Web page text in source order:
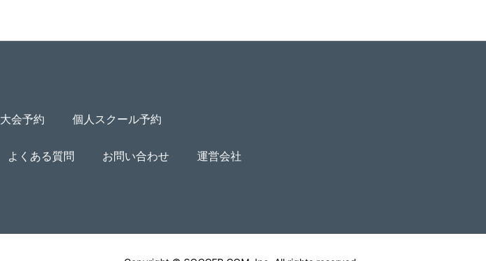
大会予約 個人スクール予約
よくある質問 お問い合わせ 運営会社